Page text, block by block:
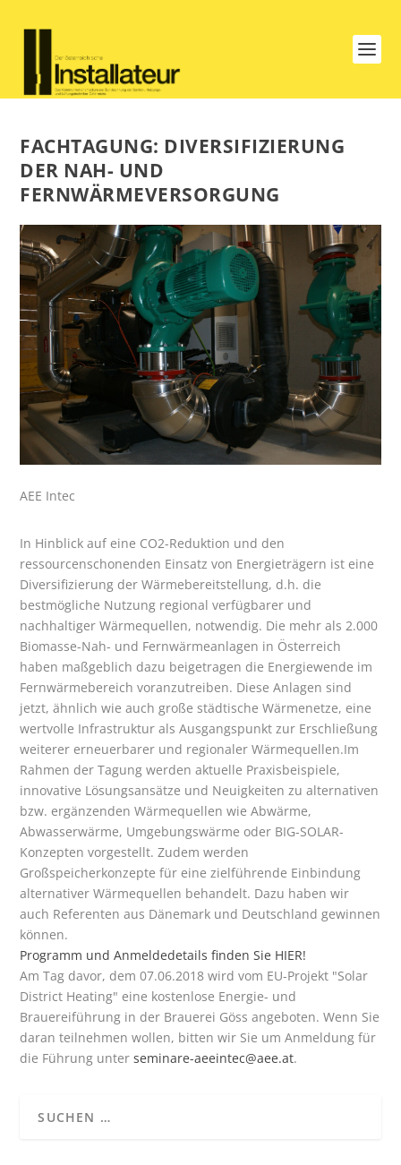
FACHTAGUNG: DIVERSIFIZIERUNG
DER NAH- UND
FERNWÄRMEVERSORGUNG
AEE Intec
In Hinblick auf eine CO2-Reduktion und den
ressourcenschonenden Einsatz von Energieträgern ist eine
Diversifizierung der Wärmebereitstellung, d.h. die
bestmögliche Nutzung regional verfügbarer und
nachhaltiger Wärmequellen, notwendig. Die mehr als 2.000
Biomasse-Nah- und Fernwärmeanlagen in Österreich
haben maßgeblich dazu beigetragen die Energiewende im
Fernwärmebereich voranzutreiben. Diese Anlagen sind
jetzt, ähnlich wie auch große städtische Wärmenetze, eine
wertvolle Infrastruktur als Ausgangspunkt zur Erschließung
weiterer erneuerbarer und regionaler Wärmequellen.Im
Rahmen der Tagung werden aktuelle Praxisbeispiele,
innovative Lösungsansätze und Neuigkeiten zu alternativen
bzw. ergänzenden Wärmequellen wie Abwärme,
Abwasserwärme, Umgebungswärme oder BIG-SOLAR-
Konzepten vorgestellt. Zudem werden
Großspeicherkonzepte für eine zielführende Einbindung
alternativer Wärmequellen behandelt. Dazu haben wir
auch Referenten aus Dänemark und Deutschland gewinnen
können.
Programm und Anmeldedetails finden Sie HIER!
Am Tag davor, dem 07.06.2018 wird vom EU-Projekt "Solar
District Heating" eine kostenlose Energie- und
Brauereiführung in der Brauerei Göss angeboten. Wenn Sie
daran teilnehmen wollen, bitten wir Sie um Anmeldung für
die Führung unterseminare-aeeintec@aee.at.